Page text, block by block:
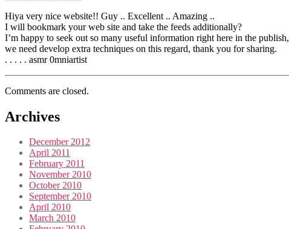
Hiya very nice website!! Guy .. Excellent .. Amazing ..
I will bookmark your web site and take the feeds additionally?
I’m happy to seek out so many useful information right here in the publish,
we need develop extra techniques on this regard, thank you for sharing.
. . . . . asmr 0mniartist
Comments are closed.
Archives
December 2012
April 2011
February 2011
November 2010
October 2010
September 2010
April 2010
March 2010